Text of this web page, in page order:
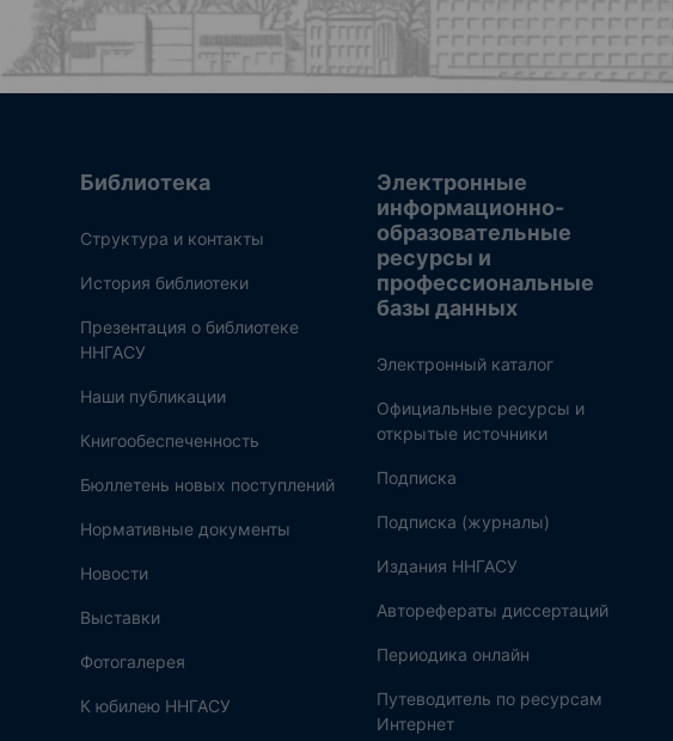
Библиотека
Структура и контакты
История библиотеки
Презентация о библиотеке
ННГАСУ
Наши публикации
Книгообеспеченность
Бюллетень новых поступлений
Нормативные документы
Новости
Выставки
Фотогалерея
К юбилею ННГАСУ
Электронные
информационно-
образовательные
ресурсы и
профессиональные
базы данных
Электронный каталог
Официальные ресурсы и
открытые источники
Подписка
Подписка (журналы)
Издания ННГАСУ
Авторефераты диссертаций
Периодика онлайн
Путеводитель по ресурсам
Интернет